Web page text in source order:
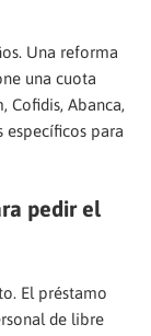
Una reforma
una cuota
Cofidis, Abanca,
específicos para
pedir el
El préstamo
de libre